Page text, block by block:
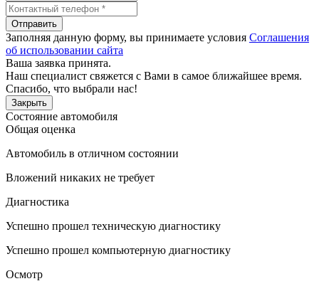
Отправить
Заполняя данную форму, вы принимаете условия Соглашения
об использовании сайта
Ваша заявка принята.
Наш специалист свяжется с Вами в самое ближайшее время.
Спасибо, что выбрали нас!
Закрыть
Состояние автомобиля
Общая оценка
Автомобиль в отличном состоянии
Вложений никаких не требует
Диагностика
Успешно прошел техническую диагностику
Успешно прошел компьютерную диагностику
Осмотр